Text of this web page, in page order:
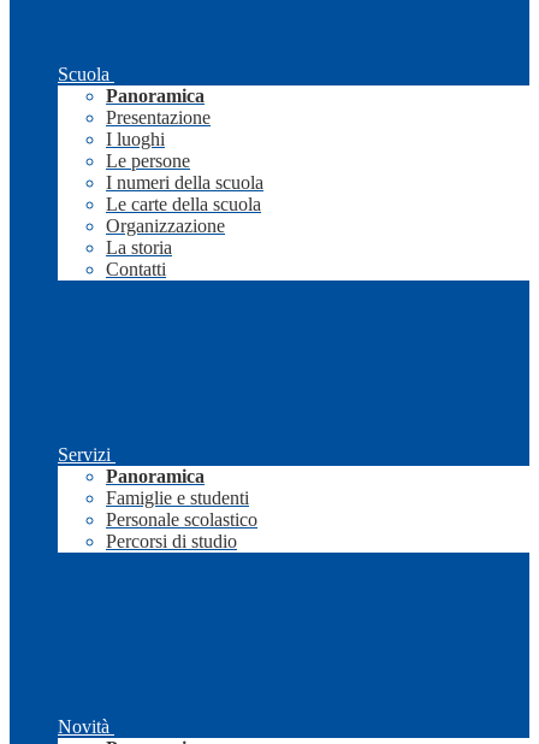
Scuola
Panoramica
Presentazione
I luoghi
Le persone
I numeri della scuola
Le carte della scuola
Organizzazione
La storia
Contatti
Servizi
Panoramica
Famiglie e studenti
Personale scolastico
Percorsi di studio
Novità